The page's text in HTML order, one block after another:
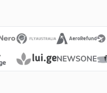
ვანი
მახინჯაური
გარდაბანი